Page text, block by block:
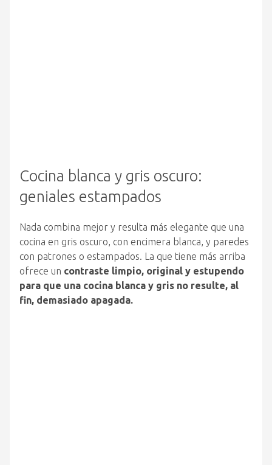
Cocina blanca y gris oscuro:
geniales estampados
Nada combina mejor y resulta más elegante que una
cocina en gris oscuro, con encimera blanca, y paredes
con patrones o estampados. La que tiene más arriba
ofrece un contraste limpio, original y estupendo
para que una cocina blanca y gris no resulte, al
fin, demasiado apagada.